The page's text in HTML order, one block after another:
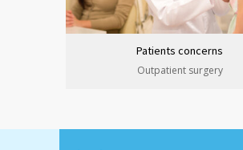
Patients concerns
Outpatient surgery